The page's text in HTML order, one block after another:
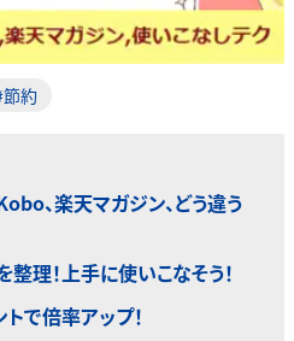
約
、楽天マガジン、どう違う
整理！上手に使いこなそう！
で倍率アップ！